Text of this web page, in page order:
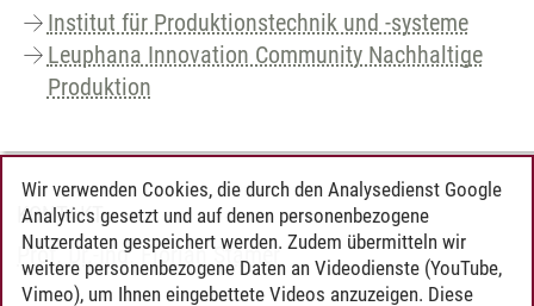
Institut für Produktionstechnik und -systeme
Leuphana Innovation Community Nachhaltige
Produktion
KONTAKT
Prof. Dr.-Ing. Florian Stamer
Wir verwenden Cookies, die durch den Analysedienst Google
Analytics gesetzt und auf denen personenbezogene
Nutzerdaten gespeichert werden. Zudem übermitteln wir
weitere personenbezogene Daten an Videodienste (YouTube,
Vimeo), um Ihnen eingebettete Videos anzuzeigen. Diese